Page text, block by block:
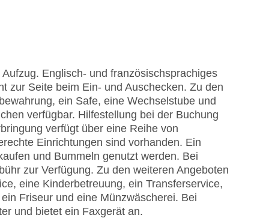
Englisch- und französischsprachiges
zur Seite beim Ein- und Auschecken. Zu den
ein Safe, eine Wechselstube und
verfügbar. Hilfestellung bei der Buchung
verfügt über eine Reihe von
Einrichtungen sind vorhanden. Ein
und Bummeln genutzt werden. Bei
zur Verfügung. Zu den weiteren Angeboten
eine Kinderbetreuung, ein Transferservice,
Friseur und eine Münzwäscherei. Bei
und bietet ein Faxgerät an.